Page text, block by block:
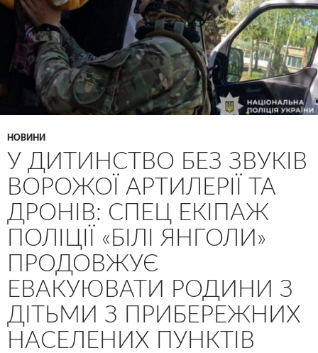
НОВИНИ
У ДИТИНСТВО БЕЗ ЗВУКІВ
ВОРОЖОЇ АРТИЛЕРІЇ ТА
ДРОНІВ: СПЕЦ ЕКІПАЖ
ПОЛІЦІЇ «БІЛІ ЯНГОЛИ»
ПРОДОВЖУЄ
ЕВАКУЮВАТИ РОДИНИ З
ДІТЬМИ З ПРИБЕРЕЖНИХ
НАСЕЛЕНИХ ПУНКТІВ